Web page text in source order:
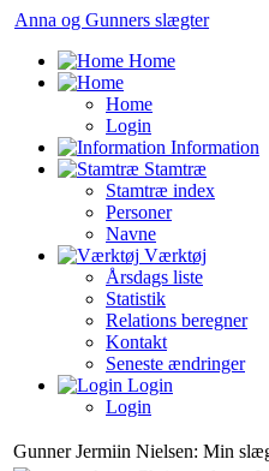
Anna og Gunners slægter
Home
Home
Login
Information
Stamtræ
Stamtræ index
Personer
Navne
Værktøj
Årsdags liste
Statistik
Relations beregner
Kontakt
Seneste ændringer
Login
Login
Gunner Jermiin Nielsen: Min